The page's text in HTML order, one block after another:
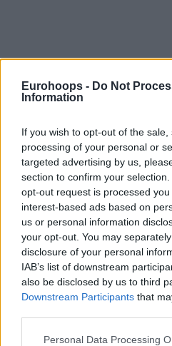
Eurohoops - Do Not
Information
If you wish to opt-out of the
processing of your personal or
targeted advertising by us,
section to confirm your
opt-out request is processed
interest-based ads based on
us or personal information
your opt-out. You may
disclosure of your personal
IAB’s list of downstream
also be disclosed by us to third
Downstream Participants that
Please note that this website/
Personal Data Processing
Του Γιάννη Ράμμα/
Οι Τελικοί(1-1)της GBL
κι οι διαιτητές που
είναι οιΓιάννης Τηγάνης,
κεντρική φωτογραφία) &
κεντρική φωτογραφία).